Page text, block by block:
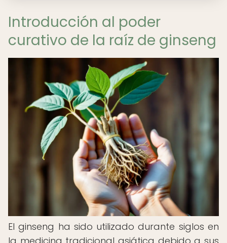
Introducción al poder
curativo de la raíz de ginseng
El ginseng ha sido utilizado durante siglos en